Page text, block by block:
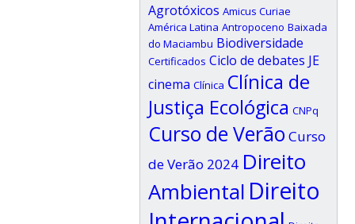
Agrotóxicos Amicus Curiae
América Latina Antropoceno Baixada
do Maciambu Biodiversidade
Certificados Ciclo de debates JE
cinema Clínica Clínica de
Justiça Ecológica CNPq
Curso de Verão Curso
de Verão 2024 Direito
Ambiental Direito